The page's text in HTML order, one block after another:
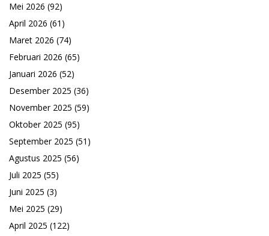
Mei 2026 (92)
April 2026 (61)
Maret 2026 (74)
Februari 2026 (65)
Januari 2026 (52)
Desember 2025 (36)
November 2025 (59)
Oktober 2025 (95)
September 2025 (51)
Agustus 2025 (56)
Juli 2025 (55)
Juni 2025 (3)
Mei 2025 (29)
April 2025 (122)